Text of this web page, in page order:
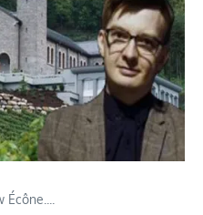
historycznych
i tłumaczenie,
żeby później znowu jakiegoś